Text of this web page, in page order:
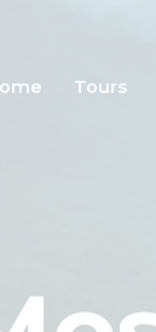
Tours